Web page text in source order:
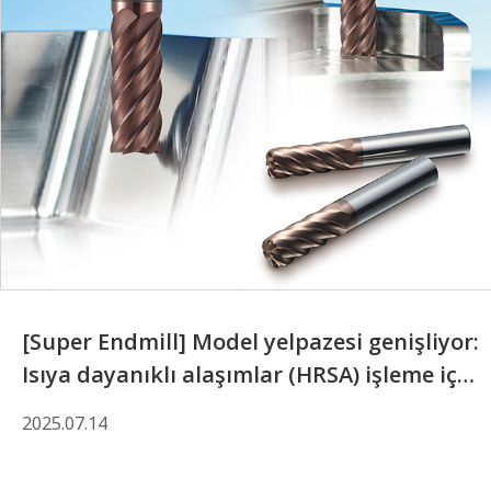
[Super Endmill] Model yelpazesi genişliyor:
Isıya dayanıklı alaşımlar (HRSA) işleme için
2025.07.14